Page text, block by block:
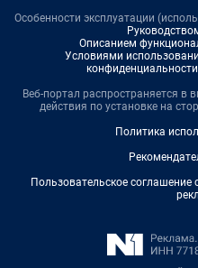
Особенности эксплуатации
Описанием
Условиями
Веб-портал распространяется в
действия по установке на
Политика
Пользовательское соглашение